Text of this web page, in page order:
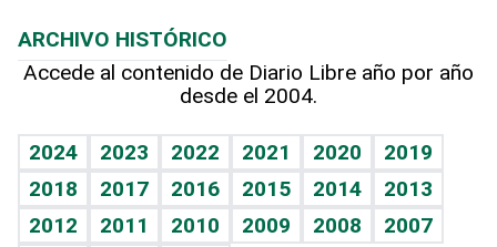
Hablando con el pediatra
Vida y familia
Eñe
Celebrando la vida
Línea de hit
TBT Deportivo
Más firmas
Hecho en casa
Guía del dinero
Cumpleaños
Horóscopos
Crucigramas
ARCHIVO HISTÓRICO
Accede al contenido de Diario Libre año por año
desde el 2004.
2024 2023 2022 2021 2020
2019
2018
2017 2016 2015 2014
2013
2012
2011 2010 2009 2008
2007